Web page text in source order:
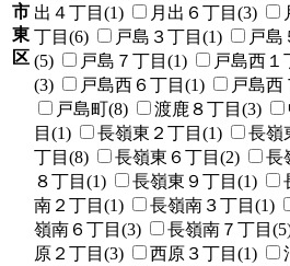
市
東
区
出４丁目(1)
月出６丁目(3)
丁目(6)
戸島３丁目(1) 戸島
(5)
戸島７丁目(1) 戸島西１
(3)
戸島西６丁目(1) 戸島西
戸島町(8)
渡鹿８丁目(3)
目(1)
長嶺東２丁目(1) 長嶺
丁目(8)
長嶺東６丁目(2) 長
８丁目(1)
長嶺東９丁目(1)
南２丁目(1)
長嶺南３丁目(1)
嶺南６丁目(3)
長嶺南７丁目
原２丁目(3)
西原３丁目(1)